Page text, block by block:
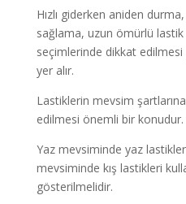
Hızlı giderken aniden
sağlama, uzun ömürlü lastik
seçimlerinde dikkat
yer alır.
Lastiklerin mevsim
edilmesi önemli bir konudur.
Yaz mevsiminde yaz
mevsiminde kış lastikleri
gösterilmelidir.